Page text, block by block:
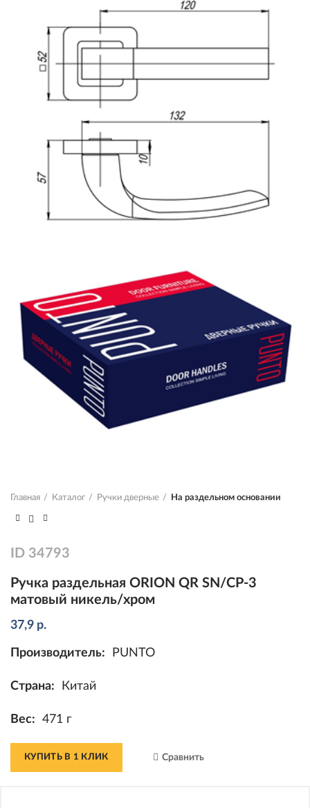
Главная Каталог Ручки дверные На раздельном основании
ID 34793
Ручка раздельная ORION QR SN/CP-3
матовый никель/хром
37,9 р.
Производитель: PUNTO
Страна: Китай
Вес: 471 г
КУПИТЬ В 1 КЛИК Сравнить